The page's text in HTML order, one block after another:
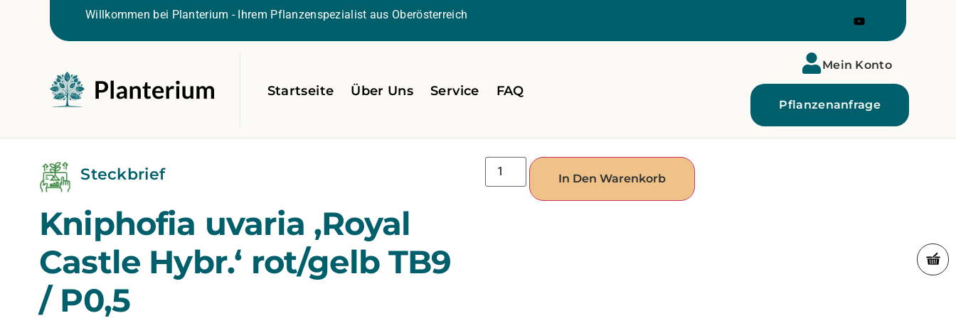
Willkommen bei Planterium - Ihrem Pflanzenspezialist aus Oberösterreich
Startseite Über Uns Service FAQ
Mein Konto
Pflanzenanfrage
Steckbrief
Kniphofia uvaria ‚Royal
Castle Hybr.‘ rot/gelb TB9
/ P0,5
In Den Warenkorb